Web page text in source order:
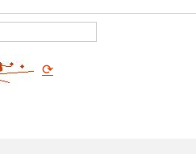
⟳